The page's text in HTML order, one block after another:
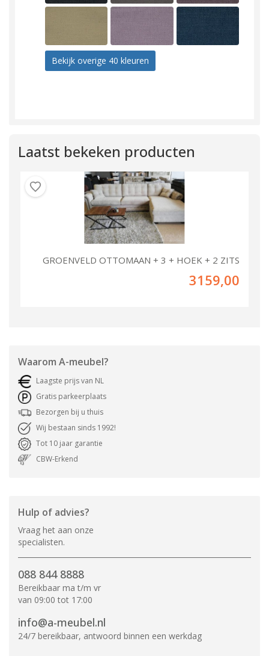
Bekijk overige 40 kleuren
Laatst bekeken producten
GROENVELD OTTOMAAN + 3 + HOEK + 2 ZITS
3159,00
Waarom A-meubel?
Laagste prijs van NL
Gratis parkeerplaats
Bezorgen bij u thuis
Wij bestaan sinds 1992!
Tot 10 jaar garantie
CBW-Erkend
Hulp of advies?
Vraag het aan onze
specialisten.
088 844 8888
Bereikbaar ma t/m vr
van 09:00 tot 17:00
info@a-meubel.nl
24/7 bereikbaar, antwoord binnen een werkdag